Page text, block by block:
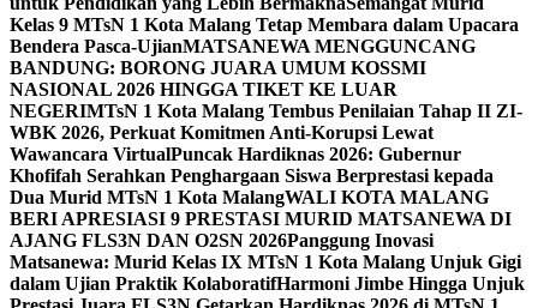
Kelas 9 MTsN 1 Kota Malang Tetap Membara dalam Upacara
Bendera Pasca-UjianMATSANEWA MENGGUNCANG
BANDUNG: BORONG JUARA UMUM KOSSMI
NASIONAL 2026 HINGGA TIKET KE LUAR
NEGERIMTsN 1 Kota Malang Tembus Penilaian Tahap II ZI-
WBK 2026, Perkuat Komitmen Anti-Korupsi Lewat
Wawancara VirtualPuncak Hardiknas 2026: Gubernur
Khofifah Serahkan Penghargaan Siswa Berprestasi kepada
Dua Murid MTsN 1 Kota MalangWALI KOTA MALANG
BERI APRESIASI 9 PRESTASI MURID MATSANEWA DI
AJANG FLS3N DAN O2SN 2026Panggung Inovasi
Matsanewa: Murid Kelas IX MTsN 1 Kota Malang Unjuk Gigi
dalam Ujian Praktik KolaboratifHarmoni Jimbe Hingga Unjuk